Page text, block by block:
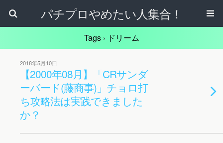
パチプロやめたい人集合！
Tags › ドリーム
2018年5月10日
【2000年08月】「CRサンダ
ーバード(藤商事)」チョロ打
ち攻略法は実践できました
か？